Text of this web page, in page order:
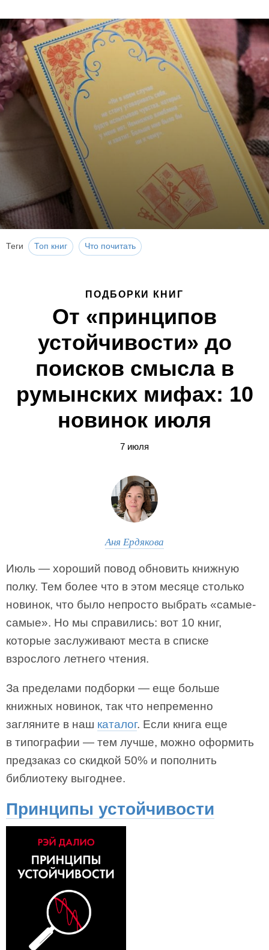
Теги Топ книг Что почитать
ПОДБОРКИ КНИГ
От «принципов
устойчивости» до
поисков смысла в
румынских мифах: 10
новинок июля
7 июля
Аня Ердякова
Июль — хороший повод обновить книжную
полку. Тем более что в этом месяце столько
новинок, что было непросто выбрать «самые-
самые». Но мы справились: вот 10 книг,
которые заслуживают места в списке
взрослого летнего чтения.
За пределами подборки — еще больше
книжных новинок, так что непременно
загляните в наш каталог. Если книга еще
в типографии — тем лучше, можно оформить
предзаказ со скидкой 50% и пополнить
библиотеку выгоднее.
Принципы устойчивости